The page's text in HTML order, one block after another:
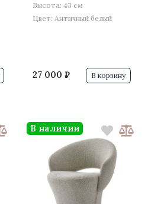
Высота: 43 см
Цвет: Античный белый
27 000 ₽ В корзину
В наличии